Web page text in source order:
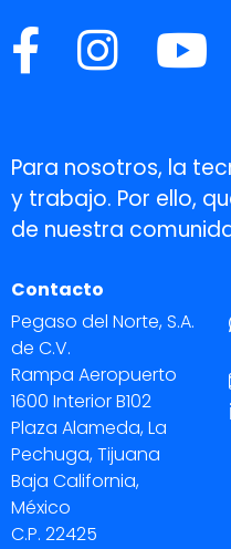
Para nosotros, la
y trabajo. Por ello,
de nuestra
Contacto
Pegaso del Norte, S.A.
de C.V.
Rampa Aeropuerto
1600 Interior B102
Plaza Alameda, La
Pechuga, Tijuana
Baja California,
México
C.P. 22425